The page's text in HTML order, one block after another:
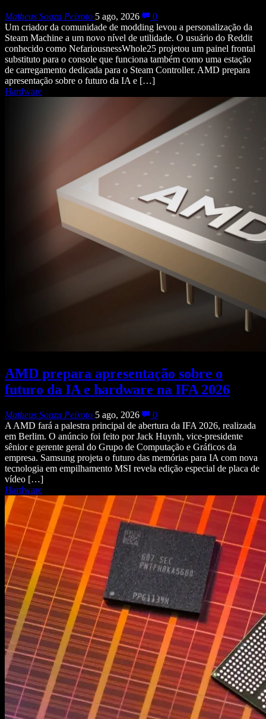
Matheus Souza Peixoto 5 ago, 2026
0
Um criador da comunidade de modding levou a personalização da
Steam Machine a um novo nível de utilidade. O usuário do Reddit
conhecido como NefariousnessWhole25 projetou um painel frontal
substituto para o console que funciona também como uma estação
de carregamento dedicada para o Steam Controller. AMD prepara
apresentação sobre o futuro da IA e […]
Hardware
AMD prepara apresentação sobre o
futuro da IA e hardware na IFA 2026
Matheus Souza Peixoto 5 ago, 2026
0
A AMD fará a palestra principal de abertura da IFA 2026, realizada
em Berlim. O anúncio foi feito por Jack Huynh, vice-presidente
sênior e gerente geral do Grupo de Computação e Gráficos da
empresa. Samsung projeta o futuro das memórias para IA com nova
tecnologia em empilhamento MSI revela edição especial de placa de
vídeo […]
Hardware